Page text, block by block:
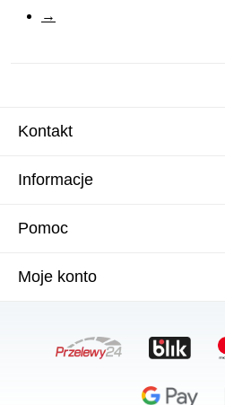
→
Kontakt
Informacje
Pomoc
Moje konto